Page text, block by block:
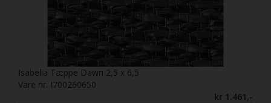
Isabella Tæppe Dawn 2,5 x 6,5
Vare nr. I700260650
kr 1.461,-